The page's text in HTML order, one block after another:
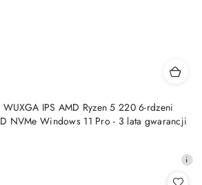
IPS AMD Ryzen 5 220 6-rdzeni
NVMe Windows 11 Pro - 3 lata gwarancji